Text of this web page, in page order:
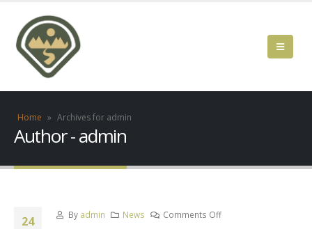
Home » Archives for admin
Author - admin
24 By admin News Comments Off